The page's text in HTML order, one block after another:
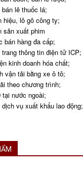
lẻ thuốc lá;
hiệu, lô gô công ty;
sản xuất phim
bán hàng đa cấp;
thông tin điện tử ICP;
kinh doanh hóa chất;
vận tải bằng xe ô tô;
theo chương trình;
nước ngoài;
vụ xuất khẩu lao động;